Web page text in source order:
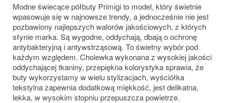
Modne świecące półbuty Primigi to model, który świetnie
wpasowuje się w najnowsze trendy, a jednocześnie nie jest
pozbawiony najlepszych walorów jakościowych, z których
słynie marka. Są wygodne, oddychają, dbają o ochronę
antybakteryjną i antywstrząsową. To świetny wybór pod
każdym względem. Cholewka wykonana z wysokiej jakości
oddychającej tkaniny, przepiękna kolorystyka sprawia, że
buty wykorzystamy w wielu stylizacjach, wyściółka
tekstylna zapewnia dodatkową miękkość, jest delikatna,
lekka, w wysokim stopniu przepuszcza powietrze.